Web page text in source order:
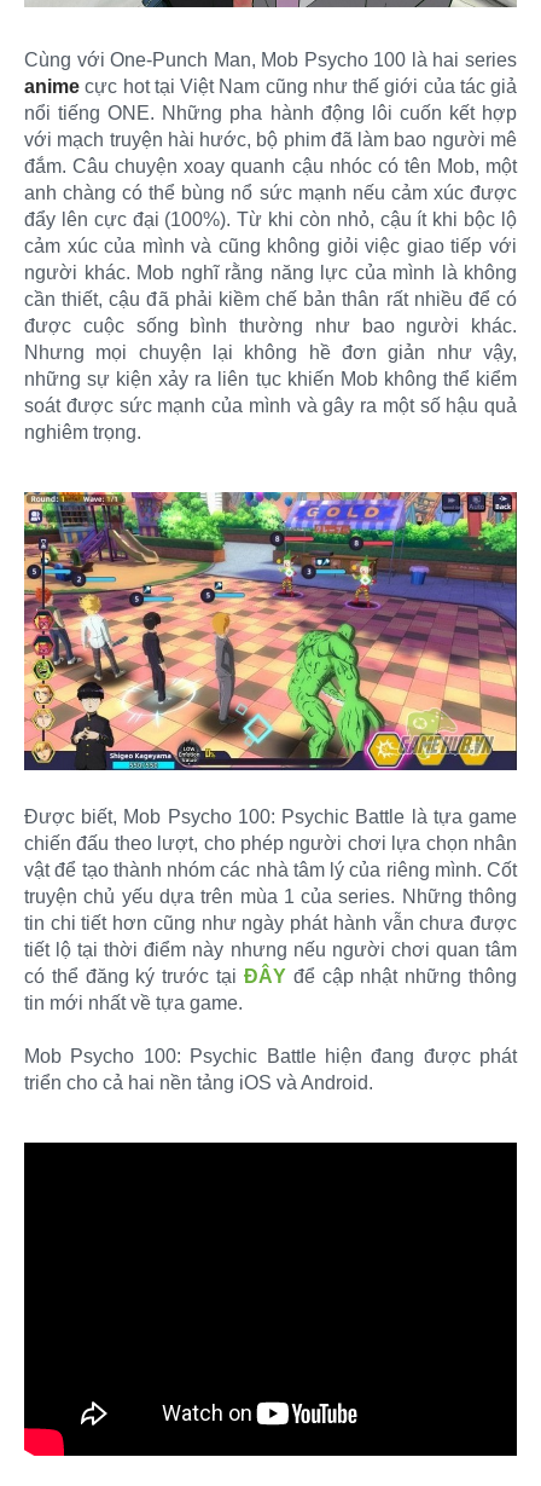
Cùng với One-Punch Man, Mob Psycho 100 là hai series
anime cực hot tại Việt Nam cũng như thế giới của tác giả
nổi tiếng ONE. Những pha hành động lôi cuốn kết hợp
với mạch truyện hài hước, bộ phim đã làm bao người mê
đắm. Câu chuyện xoay quanh cậu nhóc có tên Mob, một
anh chàng có thể bùng nổ sức mạnh nếu cảm xúc được
đẩy lên cực đại (100%). Từ khi còn nhỏ, cậu ít khi bộc lộ
cảm xúc của mình và cũng không giỏi việc giao tiếp với
người khác. Mob nghĩ rằng năng lực của mình là không
cần thiết, cậu đã phải kiềm chế bản thân rất nhiều để có
được cuộc sống bình thường như bao người khác.
Nhưng mọi chuyện lại không hề đơn giản như vậy,
những sự kiện xảy ra liên tục khiến Mob không thể kiểm
soát được sức mạnh của mình và gây ra một số hậu quả
nghiêm trọng.
Được biết, Mob Psycho 100: Psychic Battle là tựa game
chiến đấu theo lượt, cho phép người chơi lựa chọn nhân
vật để tạo thành nhóm các nhà tâm lý của riêng mình. Cốt
truyện chủ yếu dựa trên mùa 1 của series. Những thông
tin chi tiết hơn cũng như ngày phát hành vẫn chưa được
tiết lộ tại thời điểm này nhưng nếu người chơi quan tâm
có thể đăng ký trước tại ĐÂYđể cập nhật những thông
tin mới nhất về tựa game.
Mob Psycho 100: Psychic Battle hiện đang được phát
triển cho cả hai nền tảng iOS và Android.